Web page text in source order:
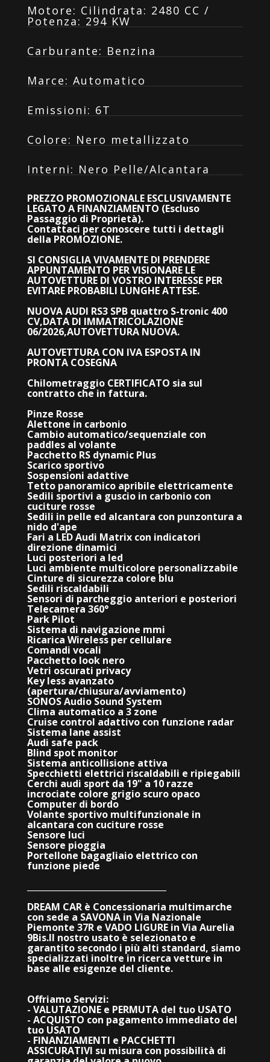
Motore: Cilindrata: 2480 CC /
Potenza: 294 KW
Carburante: Benzina
Marce: Automatico
Emissioni: 6T
Colore: Nero metallizzato
Interni: Nero Pelle/Alcantara
PREZZO PROMOZIONALE ESCLUSIVAMENTE
LEGATO A FINANZIAMENTO (Escluso
Passaggio di Proprietà).
Contattaci per conoscere tutti i dettagli
della PROMOZIONE.
SI CONSIGLIA VIVAMENTE DI PRENDERE
APPUNTAMENTO PER VISIONARE LE
AUTOVETTURE DI VOSTRO INTERESSE PER
EVITARE PROBABILI LUNGHE ATTESE.
NUOVA AUDI RS3 SPB quattro S-tronic 400
CV,DATA DI IMMATRICOLAZIONE
06/2026,AUTOVETTURA NUOVA.
AUTOVETTURA CON IVA ESPOSTA IN
PRONTA COSEGNA
Chilometraggio CERTIFICATO sia sul
contratto che in fattura.
Pinze Rosse
Alettone in carbonio
Cambio automatico/sequenziale con
paddles al volante
Pacchetto RS dynamic Plus
Scarico sportivo
Sospensioni adattive
Tetto panoramico apribile elettricamente
Sedili sportivi a guscio in carbonio con
cuciture rosse
Sedili in pelle ed alcantara con punzontura a
nido d'ape
Fari a LED Audi Matrix con indicatori
direzione dinamici
Luci posteriori a led
Luci ambiente multicolore personalizzabile
Cinture di sicurezza colore blu
Sedili riscaldabili
Sensori di parcheggio anteriori e posteriori
Telecamera 360°
Park Pilot
Sistema di navigazione mmi
Ricarica Wireless per cellulare
Comandi vocali
Pacchetto look nero
Vetri oscurati privacy
Key less avanzato
(apertura/chiusura/avviamento)
SONOS Audio Sound System
Clima automatico a 3 zone
Cruise control adattivo con funzione radar
Sistema lane assist
Audi safe pack
Blind spot monitor
Sistema anticollisione attiva
Specchietti elettrici riscaldabili e ripiegabili
Cerchi audi sport da 19" a 10 razze
incrociate colore grigio scuro opaco
Computer di bordo
Volante sportivo multifunzionale in
alcantara con cuciture rosse
Sensore luci
Sensore pioggia
Portellone bagagliaio elettrico con
funzione piede
DREAM CAR è Concessionaria multimarche
con sede a SAVONA in Via Nazionale
Piemonte 37R e VADO LIGURE in Via Aurelia
9Bis.Il nostro usato è selezionato e
garantito secondo i più alti standard, siamo
specializzati inoltre in ricerca vetture in
base alle esigenze del cliente.
Offriamo Servizi:
- VALUTAZIONE e PERMUTA del tuo USATO
- ACQUISTO con pagamento immediato del
tuo USATO
- FINANZIAMENTI e PACCHETTI
ASSICURATIVI su misura con possibilità di